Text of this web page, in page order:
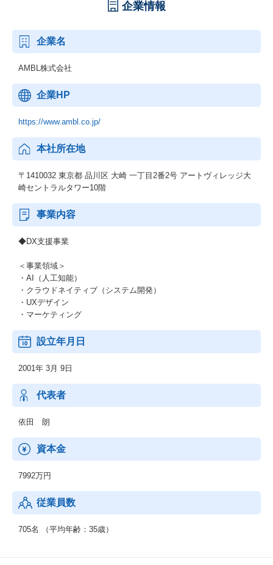
企業情報
企業名
AMBL株式会社
企業HP
https://www.ambl.co.jp/
本社所在地
〒1410032 東京都 品川区 大崎 一丁目2番2号 アートヴィレッジ大
崎セントラルタワー10階
事業内容
◆DX支援事業
＜事業領域＞
・AI（人工知能）
・クラウドネイティブ（システム開発）
・UXデザイン
・マーケティング
設立年月日
2001年 3月 9日
代表者
依田 朗
資本金
7992万円
従業員数
705名 （平均年齢：35歳）